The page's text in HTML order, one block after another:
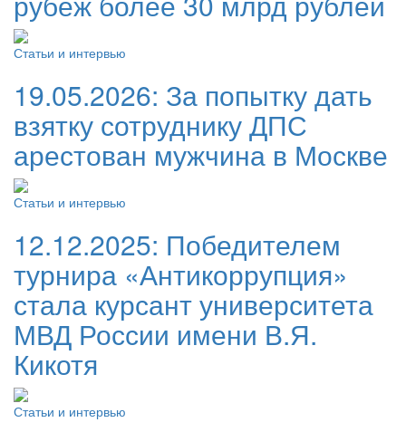
Статьи и интервью
19.05.2026: За попытку дать
взятку сотруднику ДПС
арестован мужчина в Москве
Статьи и интервью
12.12.2025: Победителем
турнира «Антикоррупция»
стала курсант университета
МВД России имени В.Я.
Кикотя
Статьи и интервью